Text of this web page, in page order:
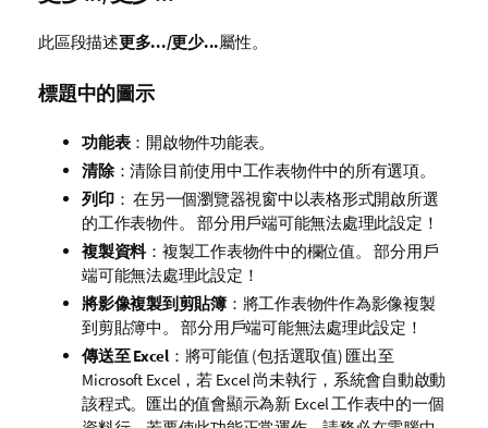
此區段描述更多.../更少...屬性。
標題中的圖示
功能表：開啟物件功能表。
清除：清除目前使用中工作表物件中的所有選項。
列印： 在另一個瀏覽器視窗中以表格形式開啟所選
的工作表物件。 部分用戶端可能無法處理此設定！
複製資料：複製工作表物件中的欄位值。 部分用戶
端可能無法處理此設定！
將影像複製到剪貼簿：將工作表物件作為影像複製
到剪貼簿中。 部分用戶端可能無法處理此設定！
傳送至 Excel：將可能值 (包括選取值) 匯出至
Microsoft Excel，若 Excel 尚未執行，系統會自動啟動
該程式。匯出的值會顯示為新 Excel 工作表中的一個